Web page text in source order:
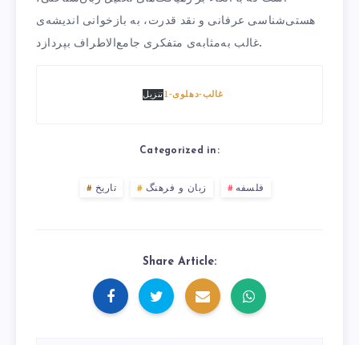
هستی‌شناسی عرفانی و نقد قدرت، به بازخوانی اندیشه‌ی
غالب به‌مثابه‌ی متفکری جامع‌الاطراف بپردازد.
غالب-دهلوی-1 تنزیل
Categorized in:
تاریخ زبان و فرهنگ فلسفه
Share Article: